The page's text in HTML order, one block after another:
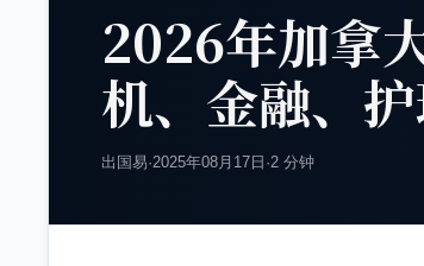
2026年加拿
机、金融、
出国易·2025年08月17日 ·2 分钟